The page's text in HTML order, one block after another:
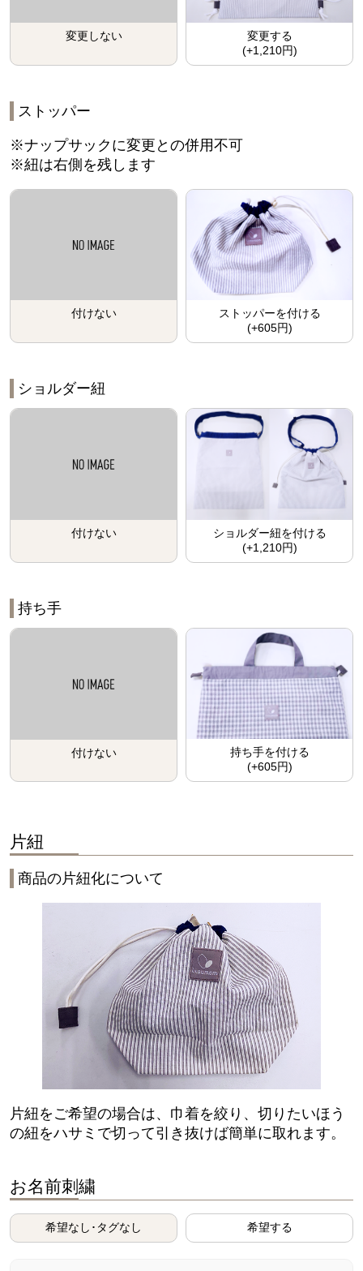
変更しない
変更する
(+1,210円)
ストッパー
※ナップサックに変更との併用不可
※紐は右側を残します
付けない
ストッパーを付ける
(+605円)
ショルダー紐
付けない
ショルダー紐を付ける
(+1,210円)
持ち手
付けない
持ち手を付ける
(+605円)
片紐
商品の片紐化について
片紐をご希望の場合は、巾着を絞り、切りたいほう
の紐をハサミで切って引き抜けば簡単に取れます。
お名前刺繍
希望なし･タグなし 希望する